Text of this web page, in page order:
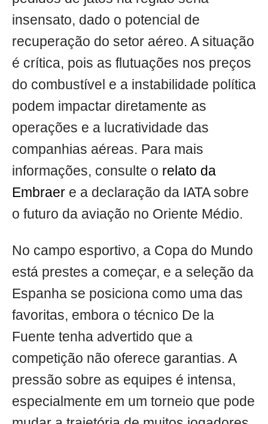
insensato, dado o potencial de
recuperação do setor aéreo. A situação
é crítica, pois as flutuações nos preços
do combustível e a instabilidade política
podem impactar diretamente as
operações e a lucratividade das
companhias aéreas. Para mais
informações, consulte o relato da
Embraer e a declaração da IATA sobre
o futuro da aviação no Oriente Médio.
No campo esportivo, a Copa do Mundo
está prestes a começar, e a seleção da
Espanha se posiciona como uma das
favoritas, embora o técnico De la
Fuente tenha advertido que a
competição não oferece garantias. A
pressão sobre as equipes é intensa,
especialmente em um torneio que pode